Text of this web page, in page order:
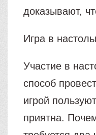
доказывают,
Игра в
Участие в
способ
игрой
приятна.